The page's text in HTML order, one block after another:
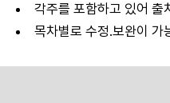
각주를 포함하고 있어 출
목차별로 수정.보완이 가